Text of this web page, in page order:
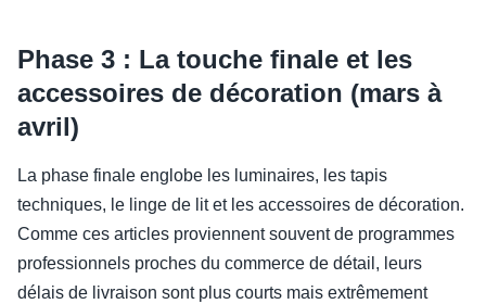
Phase 3 : La touche finale et les
accessoires de décoration (mars à
avril)
La phase finale englobe les luminaires, les tapis
techniques, le linge de lit et les accessoires de décoration.
Comme ces articles proviennent souvent de programmes
professionnels proches du commerce de détail, leurs
délais de livraison sont plus courts mais extrêmement